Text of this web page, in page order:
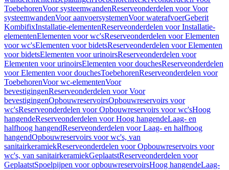
ToebehorenVoor systeemwandenReserveonderdelen voor Voor
systeemwandenVoor aanvoersystemenVoor waterafvoerGeberit
KombifixInstallatie-elementenReserveonderdelen voor Installatie-
elementenElementen voor wc'sReserveonderdelen voor Elementen
voor wc'sElementen voor bidetsReserveonderdelen voor Elementen
voor bidetsElementen voor urinoirsReserveonderdelen voor
Elementen voor urinoirsElementen voor douchesReserveonderdelen
voor Elementen voor douchesToebehorenReserveonderdelen voor
ToebehorenVoor wc-elementenVoor
bevestigingenReserveonderdelen voor Voor
bevestigingenOpbouwreservoirsOpbouwreservoirs voor
wc'sReserveonderdelen voor Opbouwreservoirs voor wc'sHoog
hangendeReserveonderdelen voor Hoog hangendeLaag- en
halfhoog hangendReserveonderdelen voor Laag- en halfhoog
hangendOpbouwreservoirs voor wc's, van
sanitairkeramiekReserveonderdelen voor Opbouwreservoirs voor
wc's, van sanitairkeramiekGeplaatstReserveonderdelen voor
GeplaatstSpoelpijpen voor opbouwreservoirsHoog hangendeLaag-